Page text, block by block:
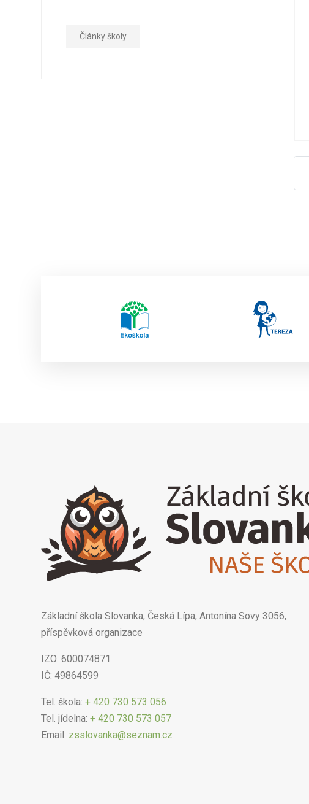
Články školy
Základní škola Slovanka, Česká Lípa, Antonína Sovy 3056,
příspěvková organizace
IZO: 600074871
IČ: 49864599
Tel. škola: + 420 730 573 056
Tel. jídelna: + 420 730 573 057
Email: zsslovanka@seznam.cz